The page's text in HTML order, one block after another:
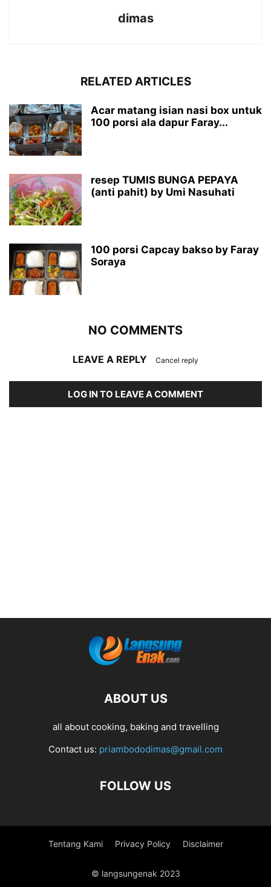
dimas
RELATED ARTICLES
Acar matang isian nasi box untuk
100 porsi ala dapur Faray...
resep TUMIS BUNGA PEPAYA
(anti pahit) by Umi Nasuhati
100 porsi Capcay bakso by Faray
Soraya
NO COMMENTS
LEAVE A REPLY Cancel reply
LOG IN TO LEAVE A COMMENT
ABOUT US
all about cooking, baking and travelling
Contact us: priambododimas@gmail.com
FOLLOW US
Tentang Kami Privacy Policy Disclaimer
© langsungenak 2023